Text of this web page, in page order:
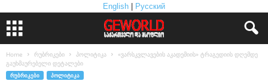
English Русский
Home რუბრიკები პოლიტიკა
«ვარსკვლავების აკადემიის» ტრაგედიის დღემდე
გაუხმაურებელი დეტალები
ᲠᲣᲑᲠᲘᲙᲔᲑᲘ ᲞᲝᲚᲘᲢᲘᲙᲐ